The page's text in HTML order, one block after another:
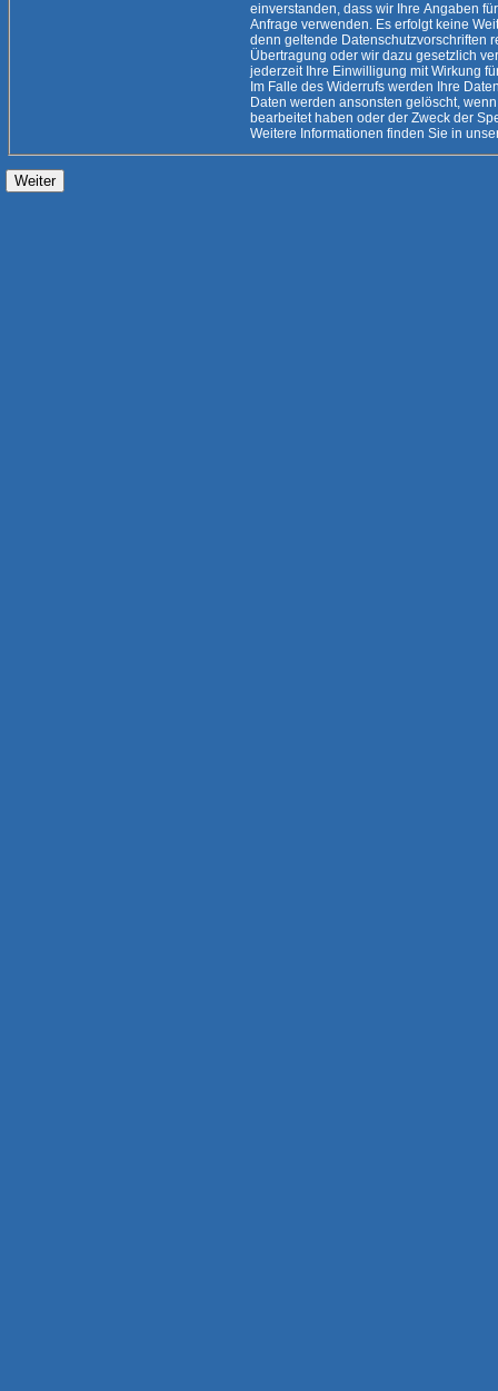
einverstanden, dass wir Ihre Angaben für die Beantwortung Ihrer
Anfrage verwenden. Es erfolgt keine Weitergabe an Dritte, es sei
denn geltende Datenschutzvorschriften rechtfertigen eine
Übertragung oder wir dazu gesetzlich
jederzeit Ihre Einwilligung mit Wirkung
Im Falle des Widerrufs werden Ihre Daten
Daten werden ansonsten gelöscht,
bearbeitet haben oder der Zweck der Speicherung entfallen ist.
Weitere Informationen finden Sie